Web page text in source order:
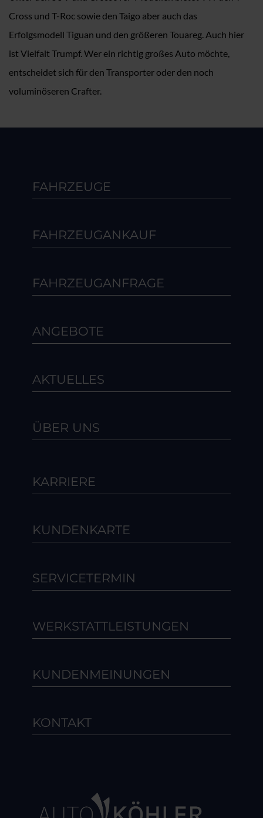
Cross und T-Roc sowie den Taigo aber auch das
Erfolgsmodell Tiguan und den größeren Touareg. Auch hier
ist Vielfalt Trumpf. Wer ein richtig großes Auto möchte,
entscheidet sich für den Transporter oder den noch
voluminöseren Crafter.
FAHRZEUGE
FAHRZEUGANKAUF
FAHRZEUGANFRAGE
ANGEBOTE
AKTUELLES
ÜBER UNS
KARRIERE
KUNDENKARTE
SERVICETERMIN
WERKSTATTLEISTUNGEN
KUNDENMEINUNGEN
KONTAKT